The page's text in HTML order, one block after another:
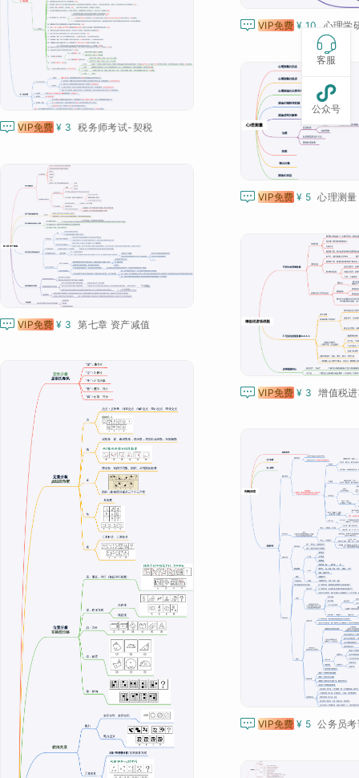
 VIP免费 ¥ 3 税务师考试-契税
 VIP免费 ¥ 10 心理学
 VIP免费 ¥ 5 心理测量
 VIP免费 ¥ 3 第七章 资产减值
 VIP免费 ¥ 3 增值税
 VIP免费 ¥ 5 公务员

客服

公众号